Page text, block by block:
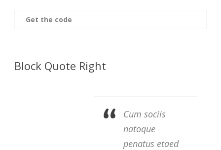
Get the code
Block Quote Right
Cum sociis
natoque
penatus etaed